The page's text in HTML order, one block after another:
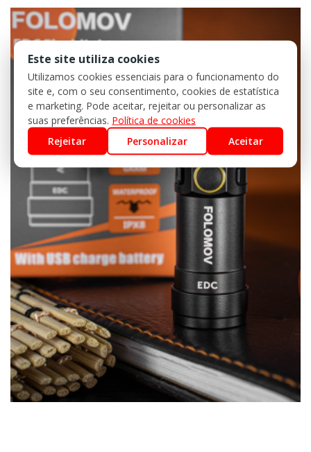
Este site utiliza cookies
Utilizamos cookies essenciais para o funcionamento do
site e, com o seu consentimento, cookies de estatística
e marketing. Pode aceitar, rejeitar ou personalizar as
suas preferências. Política de cookies
Rejeitar
Personalizar Aceitar